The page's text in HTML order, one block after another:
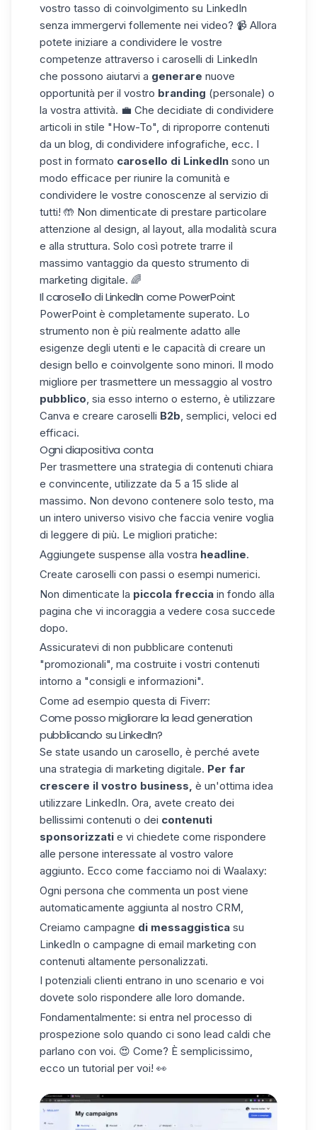
vostro tasso di coinvolgimento su LinkedIn
senza immergervi follemente nei video? 📹 Allora
potete iniziare a condividere le vostre
competenze attraverso i caroselli di LinkedIn
che possono aiutarvi a generare nuove
opportunità per il vostro branding (personale) o
la vostra attività. 💼 Che decidiate di condividere
articoli in stile "How-To", di riproporre contenuti
da un blog, di condividere infografiche, ecc. I
post in formato carosello di LinkedIn sono un
modo efficace per riunire la comunità e
condividere le vostre conoscenze al servizio di
tutti! 🤲 Non dimenticate di prestare particolare
attenzione al design, al layout, alla modalità scura
e alla struttura. Solo così potrete trarre il
massimo vantaggio da questo strumento di
marketing digitale. 🌈
Il carosello di LinkedIn come PowerPoint
PowerPoint è completamente superato. Lo
strumento non è più realmente adatto alle
esigenze degli utenti e le capacità di creare un
design bello e coinvolgente sono minori. Il modo
migliore per trasmettere un messaggio al vostro
pubblico, sia esso interno o esterno, è utilizzare
Canva e creare caroselli B2b, semplici, veloci ed
efficaci.
Ogni diapositiva conta
Per trasmettere una strategia di contenuti chiara
e convincente, utilizzate da 5 a 15 slide al
massimo. Non devono contenere solo testo, ma
un intero universo visivo che faccia venire voglia
di leggere di più. Le migliori pratiche:
Aggiungete suspense alla vostra headline.
Create caroselli con passi o esempi numerici.
Non dimenticate la piccola freccia in fondo alla
pagina che vi incoraggia a vedere cosa succede
dopo.
Assicuratevi di non pubblicare contenuti
"promozionali", ma costruite i vostri contenuti
intorno a "consigli e informazioni".
Come ad esempio questa di Fiverr:
Come posso migliorare la lead generation
pubblicando su LinkedIn?
Se state usando un carosello, è perché avete
una strategia di marketing digitale. Per far
crescere il vostro business, è un'ottima idea
utilizzare LinkedIn. Ora, avete creato dei
bellissimi contenuti o dei contenuti
sponsorizzati e vi chiedete come rispondere
alle persone interessate al vostro valore
aggiunto. Ecco come facciamo noi di Waalaxy:
Ogni persona che commenta un post viene
automaticamente aggiunta al nostro CRM,
Creiamo campagne di messaggistica su
LinkedIn o campagne di email marketing con
contenuti altamente personalizzati.
I potenziali clienti entrano in uno scenario e voi
dovete solo rispondere alle loro domande.
Fondamentalmente: si entra nel processo di
prospezione solo quando ci sono lead caldi che
parlano con voi. 😍 Come? È semplicissimo,
ecco un tutorial per voi! 👀